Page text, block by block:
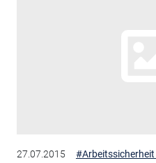
27.07.2015